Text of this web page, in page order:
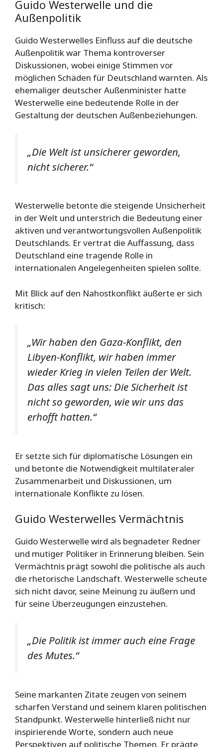
Guido Westerwelle und die
Außenpolitik
Guido Westerwelles Einfluss auf die deutsche
Außenpolitik war Thema kontroverser
Diskussionen, wobei einige Stimmen vor
möglichen Schäden für Deutschland warnten. Als
ehemaliger deutscher Außenminister hatte
Westerwelle eine bedeutende Rolle in der
Gestaltung der deutschen Außenbeziehungen.
„Die Welt ist unsicherer geworden,
nicht sicherer.“
Westerwelle betonte die steigende Unsicherheit
in der Welt und unterstrich die Bedeutung einer
aktiven und verantwortungsvollen Außenpolitik
Deutschlands. Er vertrat die Auffassung, dass
Deutschland eine tragende Rolle in
internationalen Angelegenheiten spielen sollte.
Mit Blick auf den Nahostkonflikt äußerte er sich
kritisch:
„Wir haben den Gaza-Konflikt, den
Libyen-Konflikt, wir haben immer
wieder Krieg in vielen Teilen der Welt.
Das alles sagt uns: Die Sicherheit ist
nicht so geworden, wie wir uns das
erhofft hatten.“
Er setzte sich für diplomatische Lösungen ein
und betonte die Notwendigkeit multilateraler
Zusammenarbeit und Diskussionen, um
internationale Konflikte zu lösen.
Guido Westerwelles Vermächtnis
Guido Westerwelle wird als begnadeter Redner
und mutiger Politiker in Erinnerung bleiben. Sein
Vermächtnis prägt sowohl die politische als auch
die rhetorische Landschaft. Westerwelle scheute
sich nicht davor, seine Meinung zu äußern und
für seine Überzeugungen einzustehen.
„Die Politik ist immer auch eine Frage
des Mutes.“
Seine markanten Zitate zeugen von seinem
scharfen Verstand und seinem klaren politischen
Standpunkt. Westerwelle hinterließ nicht nur
inspirierende Worte, sondern auch neue
Perspektiven auf politische Themen. Er prägte